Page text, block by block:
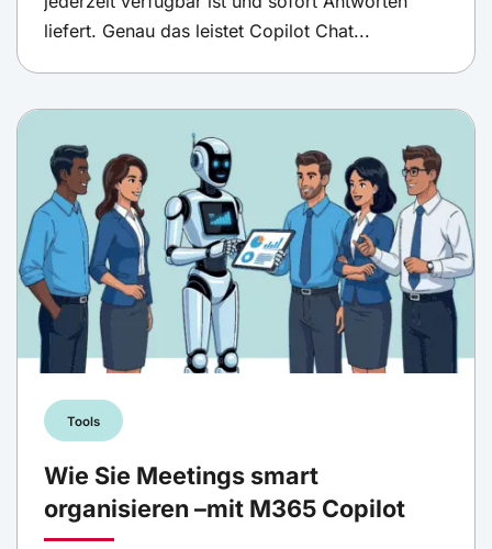
liefert. Genau das leistet Copilot Chat...
Tools
Wie Sie Meetings smart
organisieren –mit M365 Copilot